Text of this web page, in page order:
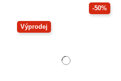
-50%
Výprodej